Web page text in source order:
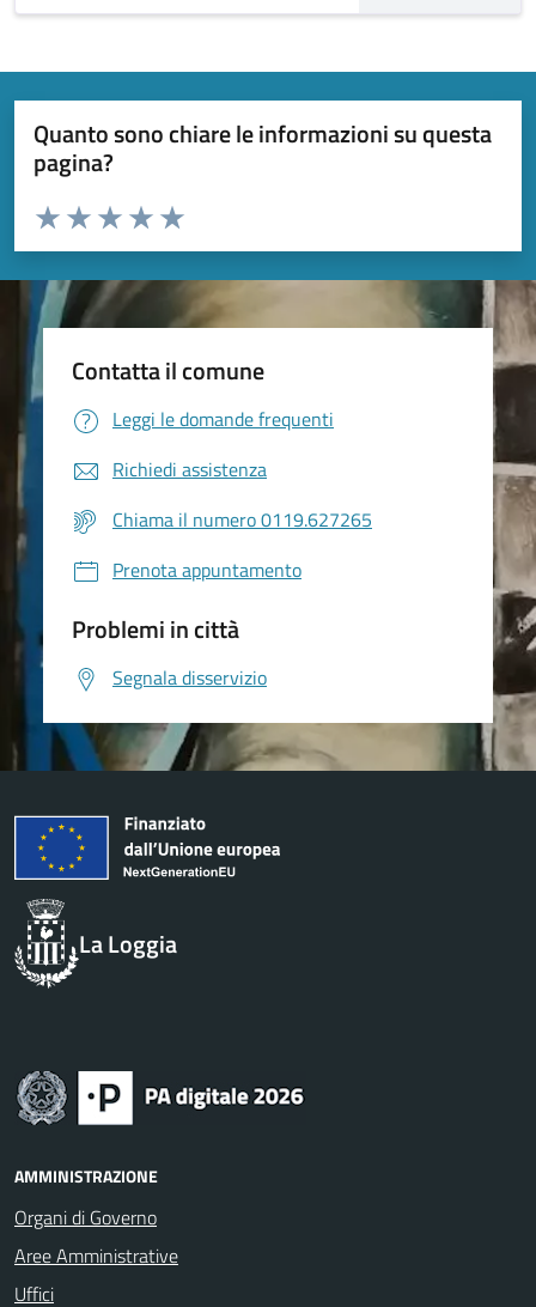
Quanto sono chiare le informazioni su questa
pagina?
Valuta da 1 a 5 stelle la pagina
Valuta 5 stelle su 5
Valuta 4 stelle su 5
Valuta 3 stelle su 5
Valuta 2 stelle su 5
Valuta 1 stelle su 5
Contatta il comune
Leggi le domande frequenti
Richiedi assistenza
Chiama il numero 0119.627265
Prenota appuntamento
Problemi in città
Segnala disservizio
La Loggia
AMMINISTRAZIONE
Organi di Governo
Aree Amministrative
Uffici